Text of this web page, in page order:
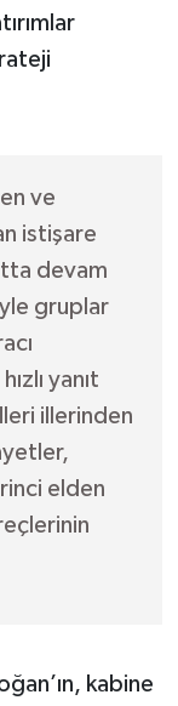
ve
istişare
devam
gruplar
yanıt
illerinden
elden
kabine